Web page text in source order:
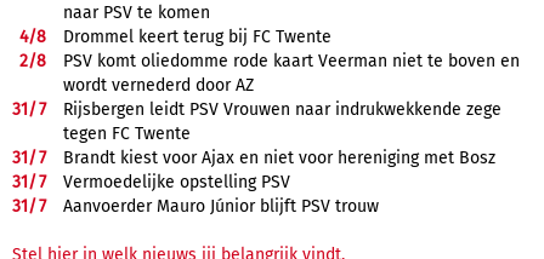
naar PSV te komen
4/8
Drommel keert terug bij FC Twente
2/8
PSV komt oliedomme rode kaart Veerman niet te boven en
wordt vernederd door AZ
31/7
Rijsbergen leidt PSV Vrouwen naar indrukwekkende zege
tegen FC Twente
31/7
Brandt kiest voor Ajax en niet voor hereniging met Bosz
31/7
Vermoedelijke opstelling PSV
31/7 Aanvoerder Mauro Júnior blijft PSV trouw
Stel hier in welk nieuws jij belangrijk vindt.